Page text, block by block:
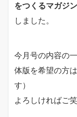
をつくるマガジン
しました。
今月号の内容の
体版を希望の方
す）
よろしければご